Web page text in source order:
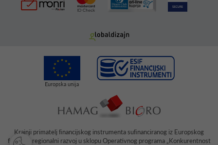
Krajnji primatelj ﬁnancijskog instrumenta suﬁnanciranog iz Europskog
fonda za regionalni razvoj u sklopu Operativnog programa „Konkurentnost